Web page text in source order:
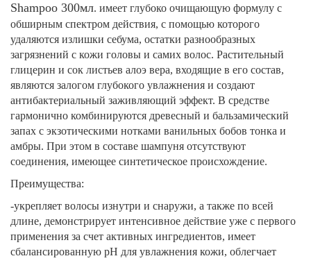
Shampoo 300мл. имеет глубоко очищающую формулу с
обширным спектром действия, с помощью которого
удаляются излишки себума, остатки разнообразных
загрязнений с кожи головы и самих волос. Растительный
глицерин и сок листьев алоэ вера, входящие в его состав,
являются залогом глубокого увлажнения и создают
антибактериальный заживляющий эффект. В средстве
гармонично комбинируются древесный и бальзамический
запах с экзотическими нотками ванильных бобов тонка и
амбры. При этом в составе шампуня отсутствуют
соединения, имеющее синтетическое происхождение.
Преимущества:
-укрепляет волосы изнутри и снаружи, а также по всей
длине, демонстрирует интенсивное действие уже с первого
применения за счет активных ингредиентов, имеет
сбалансированную pH для увлажнения кожи, облегчает